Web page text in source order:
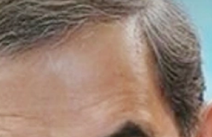
həmkarını təbrik edib